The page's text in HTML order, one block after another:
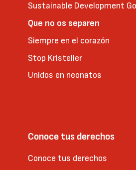
Sustainable Development
Que no os separen
Siempre en el corazón
Stop Kristeller
Unidos en neonatos
Conoce tus derechos
Conoce tus derechos